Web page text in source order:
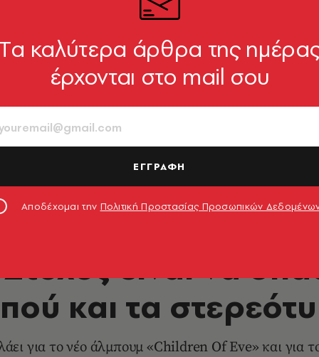
είναι να
και τα
για το νέο άλμπουμ «Children Of Eve» και για
καλύτερα άρθρα της
έρχονται στο mail σου
ΕΓΓΡΑΦΗ
Αποδέχομαι την Πολιτική Προστασίας Προσωπικών